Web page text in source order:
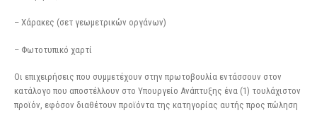
– Χάρακες (σετ γεωμετρικών οργάνων)
– Φωτοτυπικό χαρτί
Οι επιχειρήσεις που συμμετέχουν στην πρωτοβουλία εντάσσουν στον
κατάλογο που αποστέλλουν στο Υπουργείο Ανάπτυξης ένα (1) τουλάχιστον
προϊόν, εφόσον διαθέτουν προϊόντα της κατηγορίας αυτής προς πώληση